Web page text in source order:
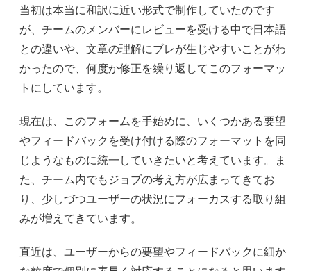
当初は本当に和訳に近い形式で制作していたのです
が、チームのメンバーにレビューを受ける中で日本語
との違いや、文章の理解にブレが生じやすいことがわ
かったので、何度か修正を繰り返してこのフォーマッ
トにしています。
現在は、このフォームを手始めに、いくつかある要望
やフィードバックを受け付ける際のフォーマットを同
じようなものに統一していきたいと考えています。ま
た、チーム内でもジョブの考え方が広まってきてお
り、少しづつユーザーの状況にフォーカスする取り組
みが増えてきています。
直近は、ユーザーからの要望やフィードバックに細か